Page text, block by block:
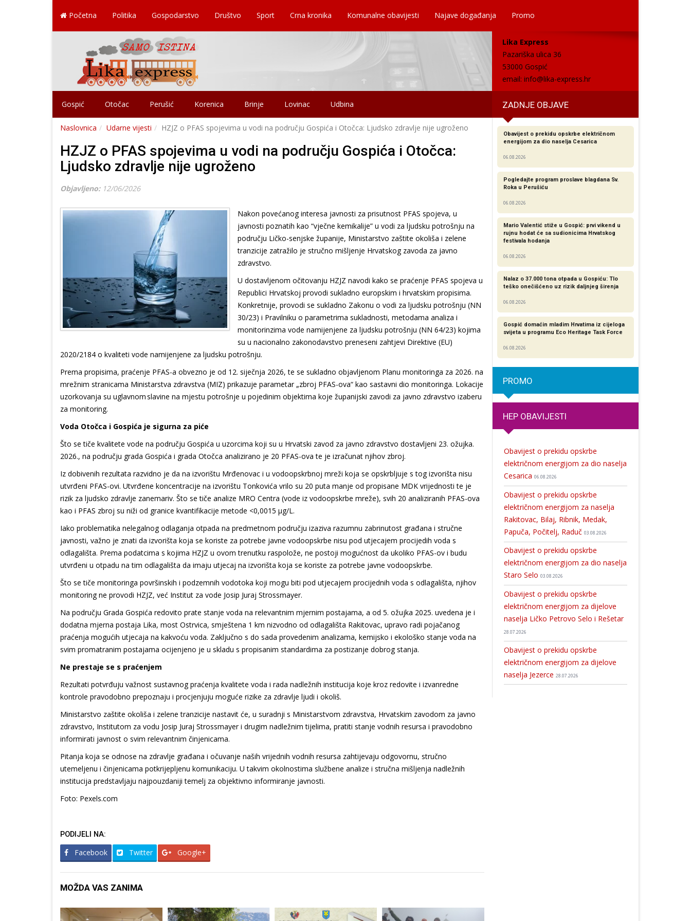
Početna Politika Gospodarstvo Društvo Sport Crna kronika Komunalne obavijesti Najave događanja Promo
Lika Express
Pazariška ulica 36
53000 Gospić
email: info@lika-express.hr
Gospić Otočac Perušić Korenica Brinje Lovinac Udbina ZADNJE OBJAVE
Naslovnica Udarne vijesti HZJZ o PFAS spojevima u vodi na području Gospića i Otočca: Ljudsko zdravlje nije ugroženo
HZJZ o PFAS spojevima u vodi na području Gospića i Otočca:
Ljudsko zdravlje nije ugroženo
Objavljeno: 12/06/2026
Nakon povećanog interesa javnosti za prisutnost PFAS spojeva, u
javnosti poznatih kao “vječne kemikalije” u vodi za ljudsku potrošnju na
području Ličko-senjske županije, Ministarstvo zaštite okoliša i zelene
tranzicije zatražilo je stručno mišljenje Hrvatskog zavoda za javno
zdravstvo.
U dostavljenom očitovanju HZJZ navodi kako se praćenje PFAS spojeva u
Republici Hrvatskoj provodi sukladno europskim i hrvatskim propisima.
Konkretnije, provodi se sukladno Zakonu o vodi za ljudsku potrošnju (NN
30/23) i Pravilniku o parametrima sukladnosti, metodama analiza i
monitorinzima vode namijenjene za ljudsku potrošnju (NN 64/23) kojima
su u nacionalno zakonodavstvo preneseni zahtjevi Direktive (EU)
2020/2184 o kvaliteti vode namijenjene za ljudsku potrošnju.
Prema propisima, praćenje PFAS-a obvezno je od 12. siječnja 2026, te se sukladno objavljenom Planu monitoringa za 2026. na
mrežnim stranicama Ministarstva zdravstva (MIZ) prikazuje parametar „zbroj PFAS-ova“ kao sastavni dio monitoringa. Lokacije
uzorkovanja su uglavnom slavine na mjestu potrošnje u pojedinim objektima koje županijski zavodi za javno zdravstvo izaberu
za monitoring.
Voda Otočca i Gospića je sigurna za piće
Što se tiče kvalitete vode na području Gospića u uzorcima koji su u Hrvatski zavod za javno zdravstvo dostavljeni 23. ožujka.
2026., na području grada Gospića i grada Otočca analizirano je 20 PFAS-ova te je izračunat njihov zbroj.
Iz dobivenih rezultata razvidno je da na izvorištu Mrđenovac i u vodoopskrbnoj mreži koja se opskrbljuje s tog izvorišta nisu
utvrđeni PFAS-ovi. Utvrđene koncentracije na izvorištu Tonkovića vrilo su 20 puta manje od propisane MDK vrijednosti te je
rizik za ljudsko zdravlje zanemariv. Što se tiče analize MRO Centra (vode iz vodoopskrbe mreže), svih 20 analiziranih PFAS-ova
kao i PFAS zbroj su niži od granice kvantifikacije metode <0,0015 µg/L.
Iako problematika nelegalnog odlaganja otpada na predmetnom području izaziva razumnu zabrinutost građana i stručne
javnosti, važno je znati da izvorišta koja se koriste za potrebe javne vodoopskrbe nisu pod utjecajem procijedih voda s
odlagališta. Prema podatcima s kojima HZJZ u ovom trenutku raspolože, ne postoji mogućnost da ukoliko PFAS-ov i budu
utvrđeni u otpadu na tim odlagališta da imaju utjecaj na izvorišta koja se koriste za potrebe javne vodoopskrbe.
Što se tiče monitoringa površinskih i podzemnih vodotoka koji mogu biti pod utjecajem procijednih voda s odlagališta, njihov
monitoring ne provodi HZJZ, već Institut za vode Josip Juraj Strossmayer.
Na području Grada Gospića redovito prate stanje voda na relevantnim mjernim postajama, a od 5. ožujka 2025. uvedena je i
dodatna mjerna postaja Lika, most Ostrvica, smještena 1 km nizvodno od odlagališta Rakitovac, upravo radi pojačanog
praćenja mogućih utjecaja na kakvoću voda. Zaključno s do sada provedenim analizama, kemijsko i ekološko stanje voda na
svim promatranim postajama ocijenjeno je u skladu s propisanim standardima za postizanje dobrog stanja.
Ne prestaje se s praćenjem
Rezultati potvrđuju važnost sustavnog praćenja kvalitete voda i rada nadležnih institucija koje kroz redovite i izvanredne
kontrole pravodobno prepoznaju i procjenjuju moguće rizike za zdravlje ljudi i okoliš.
Ministarstvo zaštite okoliša i zelene tranzicije nastavit će, u suradnji s Ministarstvom zdravstva, Hrvatskim zavodom za javno
zdravstvo, Institutom za vodu Josip Juraj Strossmayer i drugim nadležnim tijelima, pratiti stanje vodnih resursa i pravodobno
informirati javnost o svim relevantnim činjenicama.
Pitanja koja se odnose na zdravlje građana i očuvanje naših vrijednih vodnih resursa zahtijevaju odgovornu, stručno
utemeljenu i činjenicama potkrijepljenu komunikaciju. U takvim okolnostima službene analize i stručna mišljenja nadležnih
institucija predstavljaju najpouzdaniji temelj za objektivno informiranje javnosti.
Foto: Pexels.com
PODIJELI NA:
Facebook Twitter Google+
MOŽDA VAS ZANIMA
Obavijest o prekidu opskrbe električnom
energijom za dio naselja Cesarica
06.08.2026
Pogledajte program proslave blagdana Sv.
Roka u Perušiću
06.08.2026
Mario Valentić stiže u Gospić: prvi vikend u
rujnu hodat će sa sudionicima Hrvatskog
festivala hodanja
06.08.2026
Nalaz o 37.000 tona otpada u Gospiću: Tlo
teško onečišćeno uz rizik daljnjeg širenja
06.08.2026
Gospić domaćin mladim Hrvatima iz cijeloga
svijeta u programu Eco Heritage Task Force
06.08.2026
PROMO
HEP OBAVIJESTI
Obavijest o prekidu opskrbe
električnom energijom za dio naselja
Cesarica 06.08.2026
Obavijest o prekidu opskrbe
električnom energijom za naselja
Rakitovac, Bilaj, Ribnik, Medak,
Papuča, Počitelj, Raduč 03.08.2026
Obavijest o prekidu opskrbe
električnom energijom za dio naselja
Staro Selo 03.08.2026
Obavijest o prekidu opskrbe
električnom energijom za dijelove
naselja Ličko Petrovo Selo i Rešetar
28.07.2026
Obavijest o prekidu opskrbe
električnom energijom za dijelove
naselja Jezerce 28.07.2026